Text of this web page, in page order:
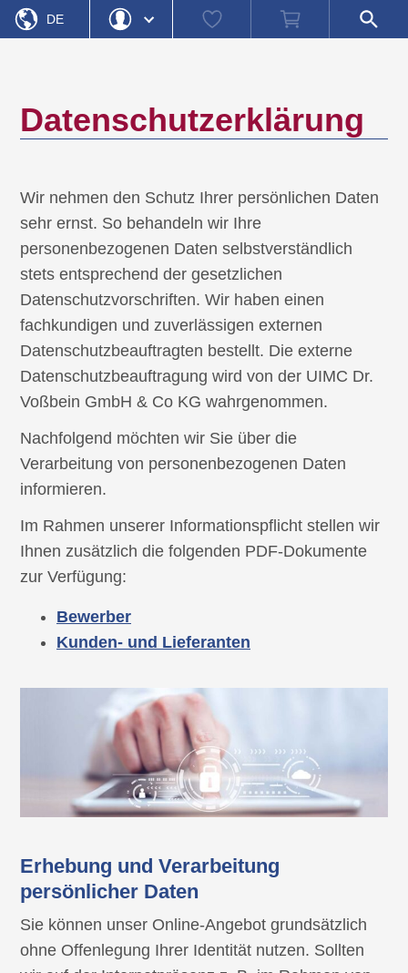
DE
Passwort
Registrieren Einloggen
Watch
Warenkorb
Shop-
Suche
öffnen
Startseite
» Datenschutzerklärung
Datenschutzerklärung
Wir nehmen den Schutz Ihrer persönlichen Daten
sehr ernst. So behandeln wir Ihre
personenbezogenen Daten selbstverständlich
stets entsprechend der gesetzlichen
Datenschutzvorschriften. Wir haben einen
fachkundigen und zuverlässigen externen
Datenschutzbeauftragten bestellt. Die externe
Datenschutzbeauftragung wird von der UIMC Dr.
Voßbein GmbH & Co KG wahrgenommen.
Nachfolgend möchten wir Sie über die
Verarbeitung von personenbezogenen Daten
informieren.
Im Rahmen unserer Informationspflicht stellen wir
Ihnen zusätzlich die folgenden PDF-Dokumente
zur Verfügung:
Bewerber
Kunden- und Lieferanten
Erhebung und Verarbeitung
persönlicher Daten
Sie können unser Online-Angebot grundsätzlich
ohne Offenlegung Ihrer Identität nutzen. Sollten